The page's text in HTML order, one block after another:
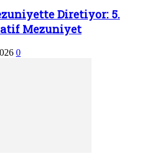
Diretiyor: 5.
Mezuniyet
0